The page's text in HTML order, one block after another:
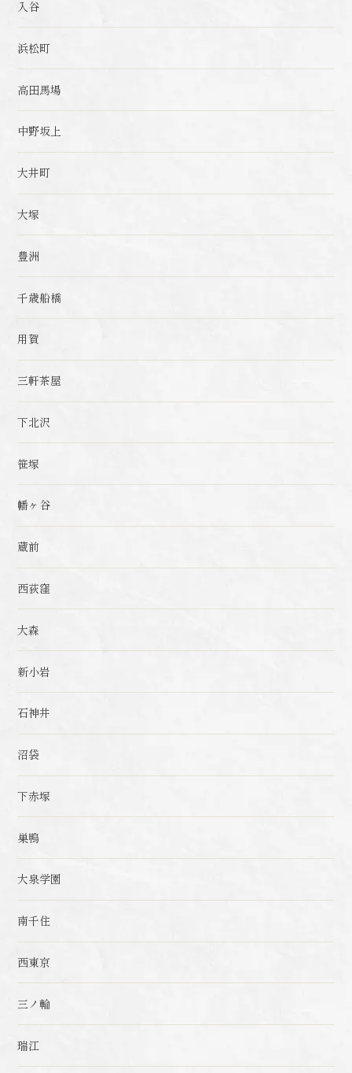
入谷
浜松町
高田馬場
中野坂上
大井町
大塚
豊洲
千歳船橋
用賀
三軒茶屋
下北沢
笹塚
幡ヶ谷
蔵前
西荻窪
大森
新小岩
石神井
沼袋
下赤塚
巣鴨
大泉学園
南千住
西東京
三ノ輪
瑞江